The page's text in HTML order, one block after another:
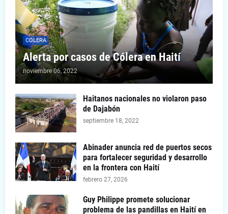
COLERA
Alerta por casos de Cólera en Haití
noviembre 06, 2022
Haitanos nacionales no violaron paso
de Dajabón
septiembre 18, 2022
Abinader anuncia red de puertos secos
para fortalecer seguridad y desarrollo
en la frontera con Haití
febrero 27, 2026
Guy Philippe promete solucionar
problema de las pandillas en Haití en